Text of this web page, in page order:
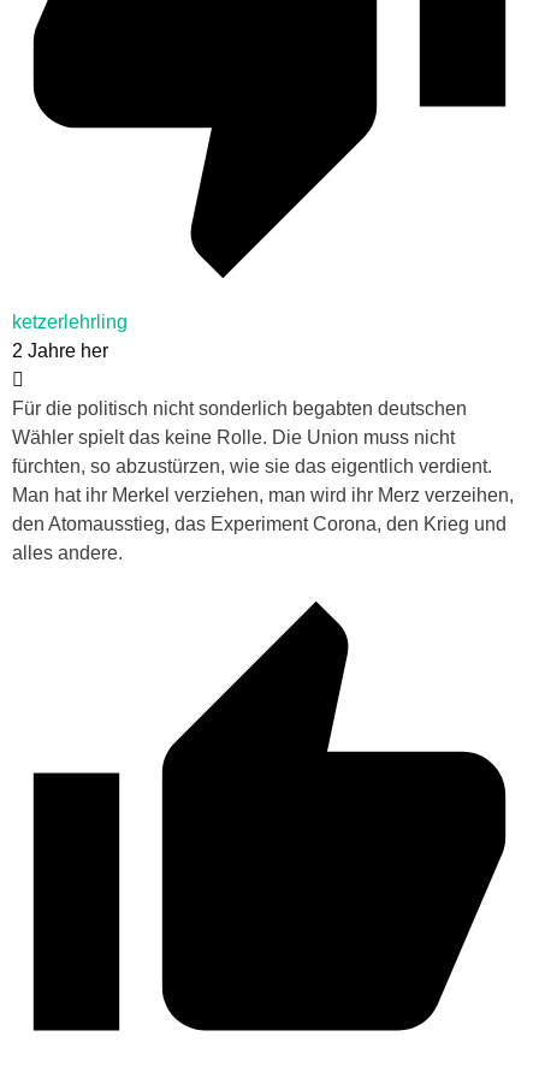
ketzerlehrling
2 Jahre her
Für die politisch nicht sonderlich begabten deutschen
Wähler spielt das keine Rolle. Die Union muss nicht
fürchten, so abzustürzen, wie sie das eigentlich verdient.
Man hat ihr Merkel verziehen, man wird ihr Merz verzeihen,
den Atomausstieg, das Experiment Corona, den Krieg und
alles andere.